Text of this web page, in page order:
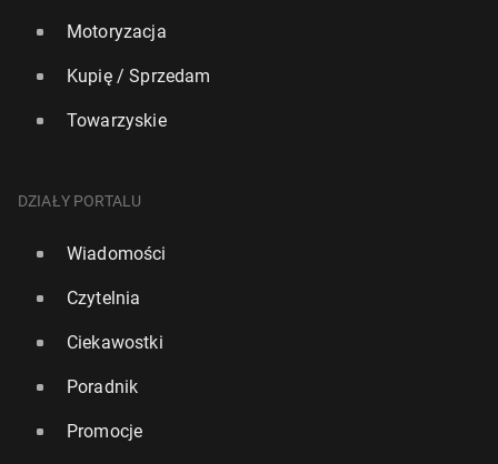
Motoryzacja
Kupię / Sprzedam
Towarzyskie
DZIAŁY PORTALU
Wiadomości
Czytelnia
Ciekawostki
Poradnik
Promocje